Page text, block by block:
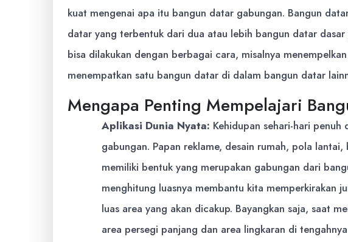
kuat mengenai apa itu bangun datar gabungan. Bangun
datar yang terbentuk dari dua atau lebih bangun datar
bisa dilakukan dengan berbagai cara, misalnya
menempatkan satu bangun datar di dalam bangun datar
Mengapa Penting Mempelajari
Aplikasi Dunia Nyata: Kehidupan sehari-hari
gabungan. Papan reklame, desain rumah, pola
memiliki bentuk yang merupakan gabungan dari
menghitung luasnya membantu kita memperkirakan
luas area yang akan dicakup. Bayangkan saja, saat
area persegi panjang dan area lingkaran di